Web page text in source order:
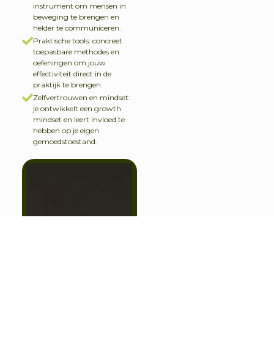
instrument om mensen in
beweging te brengen en
helder te communiceren.
Praktische tools: concreet
toepasbare methodes en
oefeningen om jouw
effectiviteit direct in de
praktijk te brengen.
Zelfvertrouwen en mindset:
je ontwikkelt een growth
mindset en leert invloed te
hebben op je eigen
gemoedstoestand.